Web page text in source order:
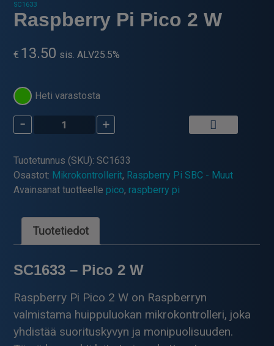
SC1633
Raspberry Pi Pico 2 W
€ 13.50 sis. ALV25.5%
Heti varastosta
-
Raspberry
Pi
2
W
määrä
+
Tuotetunnus (SKU):SC1633
Osastot: Mikrokontrollerit, Raspberry Pi SBC - Muut
Avainsanat tuotteellepico,raspberry pi
Tuotetiedot
SC1633 – Pico 2 W
Raspberry Pi Pico 2 W on Raspberryn
valmistama huippuluokan mikrokontrolleri, joka
yhdistää suorituskyvyn ja monipuolisuuden.